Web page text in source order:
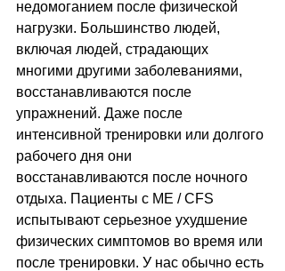
недомоганием после физической
нагрузки. Большинство людей,
включая людей, страдающих
многими другими заболеваниями,
восстанавливаются после
упражнений. Даже после
интенсивной тренировки или долгого
рабочего дня они
восстанавливаются после ночного
отдыха. Пациенты с ME / CFS
испытывают серьезное ухудшение
физических симптомов во время или
после тренировки. У нас обычно есть